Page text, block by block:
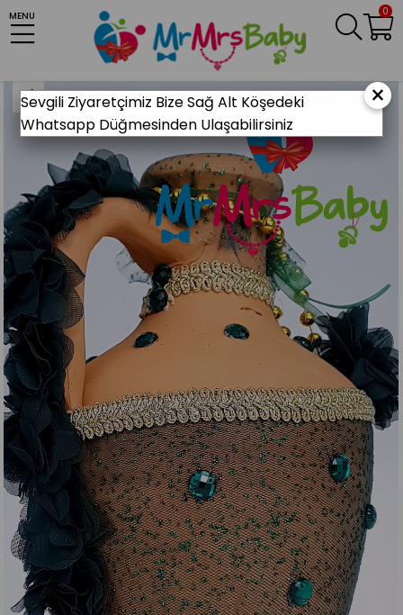
0
MENU
Anasayfa KINA MALZEMELERİ Gelin Kına Gecesi Kına Testi
Yeşil Gold Kına Testisi
×
Sevgili Ziyaretçimiz Bize Sağ Alt Köşedeki
Whatsapp Düğmesinden Ulaşabilirsiniz